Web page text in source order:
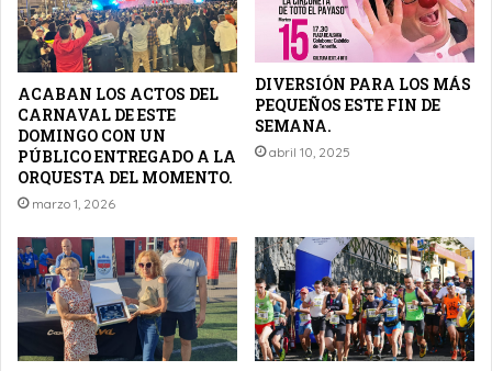
ACABAN LOS ACTOS DEL
CARNAVAL DE ESTE
DOMINGO CON UN
PÚBLICO ENTREGADO A LA
ORQUESTA DEL MOMENTO.
marzo 1, 2026
DIVERSIÓN PARA LOS MÁS
PEQUEÑOS ESTE FIN DE
SEMANA.
abril 10, 2025